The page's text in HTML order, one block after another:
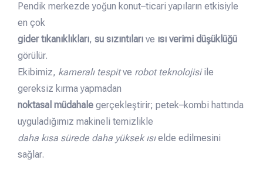
Pendik merkezde yoğun konut–ticari yapıların etkisiyle
en çok
gider tıkanıklıkları, su sızıntıları ve ısı verimi düşüklüğü
görülür.
Ekibimiz, kameralı tespitve robot teknolojisiile
gereksiz kırma yapmadan
noktasal müdahale gerçekleştirir; petek–kombi hattında
uyguladığımız makineli temizlikle
daha kısa sürede daha yüksek ısıelde edilmesini
sağlar.